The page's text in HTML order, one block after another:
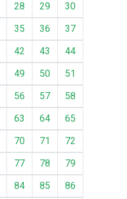
28 29
30
35 36
37
42 43
44
49 50
51
56 57
58
63 64
65
70 71
72
77 78
79
84 85
86